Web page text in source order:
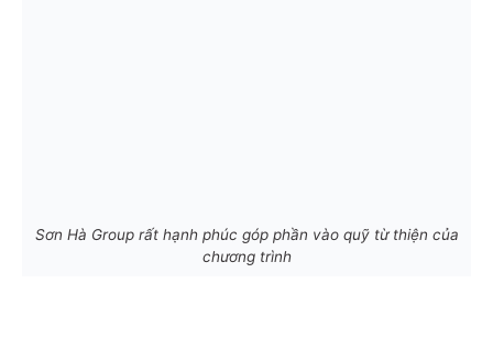
Sơn Hà Group rất hạnh phúc góp phần vào quỹ từ thiện của
chương trình